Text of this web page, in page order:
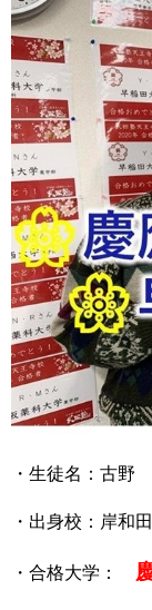
・生徒名：古野
・出身校：岸和
・合格大学：